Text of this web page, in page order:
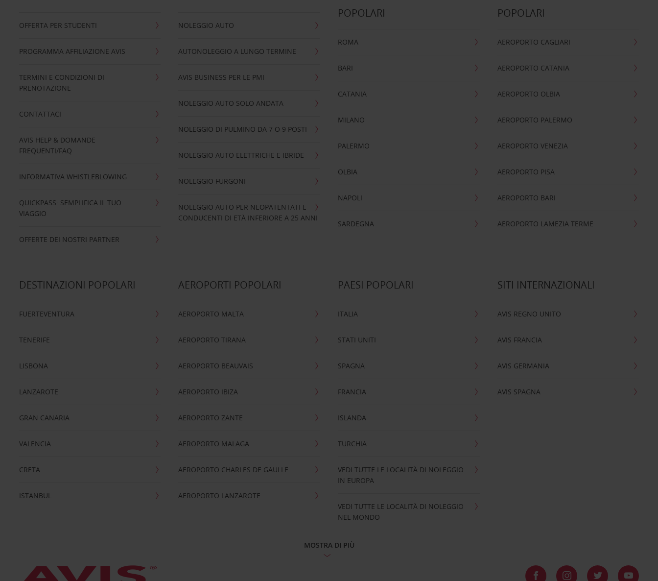
OFFERTA PER STUDENTI
PROGRAMMA AFFILIAZIONE AVIS
TERMINI E CONDIZIONI DI
PRENOTAZIONE
CONTATTACI
AVIS HELP & DOMANDE
FREQUENTI/FAQ
INFORMATIVA WHISTLEBLOWING
QUICKPASS: SEMPLIFICA IL TUO
VIAGGIO
OFFERTE DEI NOSTRI PARTNER
NOLEGGIO AUTO
AUTONOLEGGIO A LUNGO TERMINE
AVIS BUSINESS PER LE PMI
NOLEGGIO AUTO SOLO ANDATA
NOLEGGIO DI PULMINO DA 7 O 9 POSTI
NOLEGGIO AUTO ELETTRICHE E IBRIDE
NOLEGGIO FURGONI
NOLEGGIO AUTO PER NEOPATENTATI E
CONDUCENTI DI ETÀ INFERIORE A 25 ANNI
POPOLARI
ROMA
BARI
CATANIA
MILANO
PALERMO
OLBIA
NAPOLI
SARDEGNA
POPOLARI
AEROPORTO CAGLIARI
AEROPORTO CATANIA
AEROPORTO OLBIA
AEROPORTO PALERMO
AEROPORTO VENEZIA
AEROPORTO PISA
AEROPORTO BARI
AEROPORTO LAMEZIA TERME
DESTINAZIONI POPOLARI
FUERTEVENTURA
TENERIFE
LISBONA
LANZAROTE
GRAN CANARIA
VALENCIA
CRETA
ISTANBUL
AEROPORTI POPOLARI
AEROPORTO MALTA
AEROPORTO TIRANA
AEROPORTO BEAUVAIS
AEROPORTO IBIZA
AEROPORTO ZANTE
AEROPORTO MALAGA
AEROPORTO CHARLES DE GAULLE
AEROPORTO LANZAROTE
PAESI POPOLARI
ITALIA
STATI UNITI
SPAGNA
FRANCIA
ISLANDA
TURCHIA
VEDI TUTTE LE LOCALITÀ DI NOLEGGIO
IN EUROPA
VEDI TUTTE LE LOCALITÀ DI NOLEGGIO
NEL MONDO
SITI INTERNAZIONALI
AVIS REGNO UNITO
AVIS FRANCIA
AVIS GERMANIA
AVIS SPAGNA
MOSTRA DI PIÙ